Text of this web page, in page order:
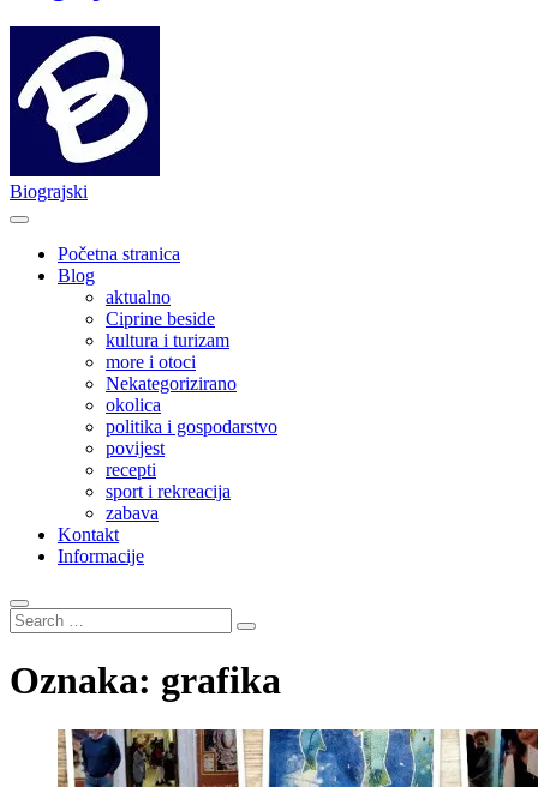
Biograjski
Početna stranica
Blog
aktualno
Ciprine beside
kultura i turizam
more i otoci
Nekategorizirano
okolica
politika i gospodarstvo
povijest
recepti
sport i rekreacija
zabava
Kontakt
Informacije
Search
…
Oznaka: grafika